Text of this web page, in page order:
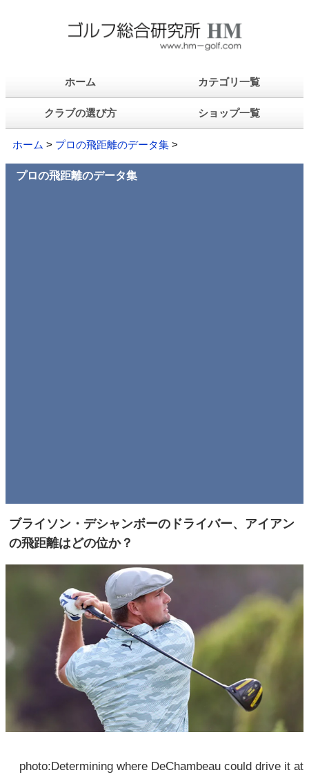
ホーム カテゴリ一覧
クラブの選び方 ショップ一覧
ホーム > プロの飛距離のデータ集 >
プロの飛距離のデータ集
ブライソン・デシャンボーのドライバー、アイアン
の飛距離はどの位か？
photo:Determining where DeChambeau could drive it at